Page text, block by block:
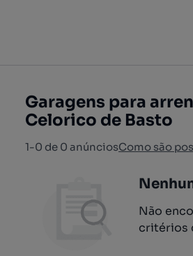
Garagens para
Celorico de Basto
1-0 de 0 anúnciosComo são
Não
critérios